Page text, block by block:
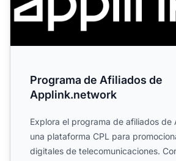
Programa de Afiliados de
Applink.network
Explora el programa de afiliados de
una plataforma CPL para
digitales de telecomunicaciones.